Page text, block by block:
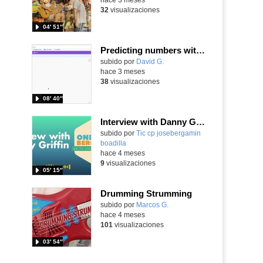
04′ 51″
32 visualizaciones
Predicting numbers with Machine Learning for Kids
Contenido educativo.
subido por David G.
08′ 40″
hace 3 meses
38visualizaciones
Interview with Danny Griffin
Contenido educativo.
subido por Tic cp josebergamin
boadilla
05′ 15″
hace 4 meses
9visualizaciones
Drumming Strumming
subido por Marcos G.
03′ 54″
hace 4 meses
101 visualizaciones